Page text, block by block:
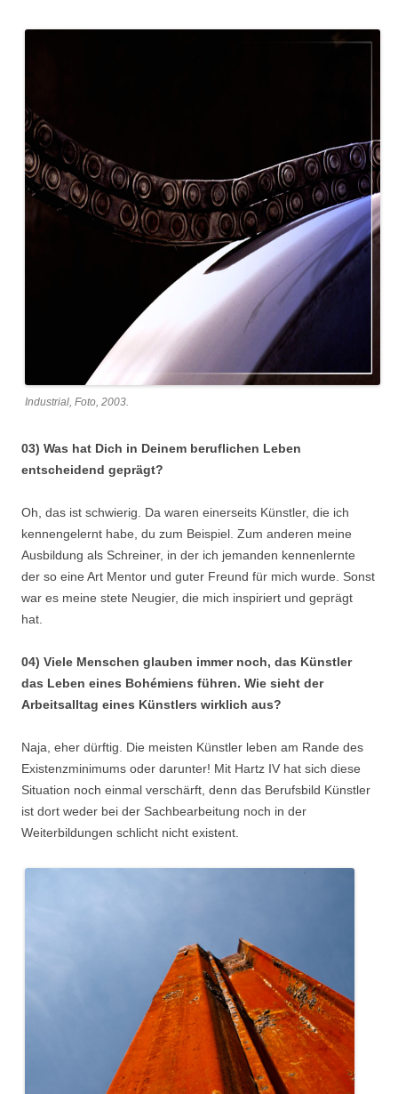
Industrial, Foto, 2003.
03) Was hat Dich in Deinem beruflichen Leben
entscheidend geprägt?
Oh, das ist schwierig. Da waren einerseits Künstler, die ich
kennengelernt habe, du zum Beispiel. Zum anderen meine
Ausbildung als Schreiner, in der ich jemanden kennenlernte
der so eine Art Mentor und guter Freund für mich wurde. Sonst
war es meine stete Neugier, die mich inspiriert und geprägt
hat.
04) Viele Menschen glauben immer noch, das Künstler
das Leben eines Bohémiens führen. Wie sieht der
Arbeitsalltag eines Künstlers wirklich aus?
Naja, eher dürftig. Die meisten Künstler leben am Rande des
Existenzminimums oder darunter! Mit Hartz IV hat sich diese
Situation noch einmal verschärft, denn das Berufsbild Künstler
ist dort weder bei der Sachbearbeitung noch in der
Weiterbildungen schlicht nicht existent.